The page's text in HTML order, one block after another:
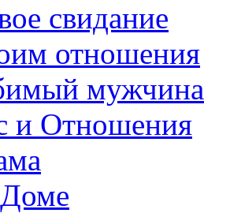
свидание
отношения
мужчина
и Отношения